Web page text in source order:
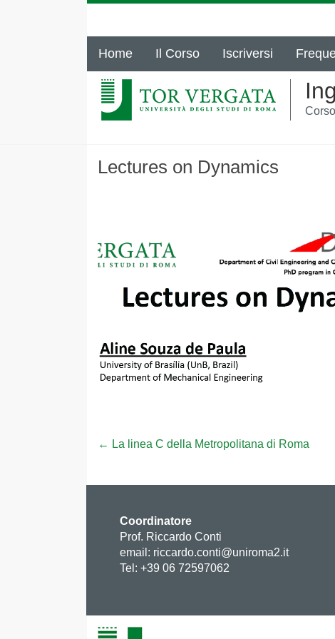
Home Il Corso Iscriversi
Lectures on Dynamics
← La linea C della Metropolitana di Roma
Coordinatore
Prof. Riccardo Conti
email: riccardo.conti@uniroma2.it
Tel: +39 06 72597062